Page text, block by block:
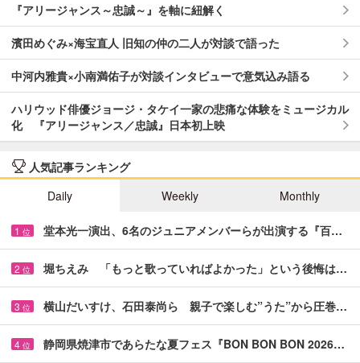
『アリージャンス～忠誠～』を軸に紐解く
濱田めぐみ×海宝直人 旧知の仲の二人が対談で語った
中河内雅貴×小南満佑子が対談インタビューで意気込み語る
ハリウッド俳優ジョージ・タケイ一家の悲痛な体験をミュージカル
化 『アリージャンス／忠誠』日本初上映
人気記事ランキング
Daily
Weekly Monthly
1 位 堂本光一演出、6名のジュニアメンバーらが出演する『百…
2 位 堀ちえみ 「もっと歌っていればよかった」という後悔は…
3 位 横山だいすけ、石田泰尚ら 親子で楽しむ”うた”から圧巻…
4 位 静岡県焼津市であらたな夏フェス『BON BON BON 2026…